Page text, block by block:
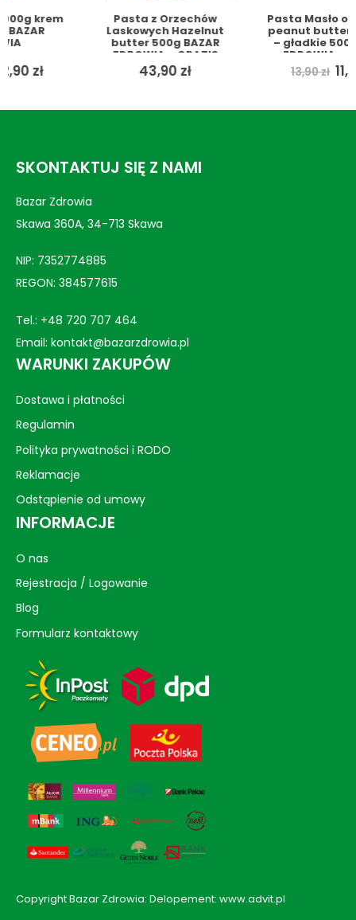
zł.
Pasta z Orzechów
Laskowych Hazelnut
butter 500g BAZAR
ZDROWIA + GRATIS
Pasta Masło orzechowe
peanut butter SMOOTH
– gładkie 500g BAZAR
ZDROWIA + GRATIS
Pierwotna
13,90 zł.
11,49zł
11,49 zł.
SKONTAKTUJ SIĘ Z NAMI
Bazar Zdrowia
Skawa 360A, 34-713 Skawa
NIP: 7352774885
REGON: 384577615
Tel.: +48 720 707 464
Email: kontakt@bazarzdrowia.pl
WARUNKI ZAKUPÓW
Dostawa i płatności
Regulamin
Polityka prywatności i RODO
Reklamacje
Odstąpienie od umowy
INFORMACJE
O nas
Rejestracja / Logowanie
Blog
Formularz kontaktowy
Copyright Bazar Zdrowia: Delopement: www.advit.pl